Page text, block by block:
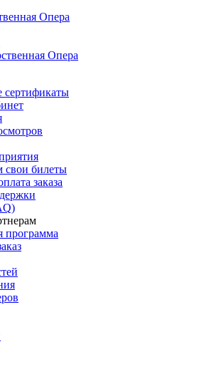
Опера
Опера
сертификаты
свои билеты
заказа
программа